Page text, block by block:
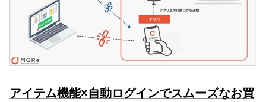
アイテム機能×自動ログインでスムーズなお買